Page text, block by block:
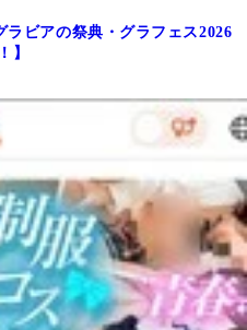
ビアの祭典・グラフェス2026
】